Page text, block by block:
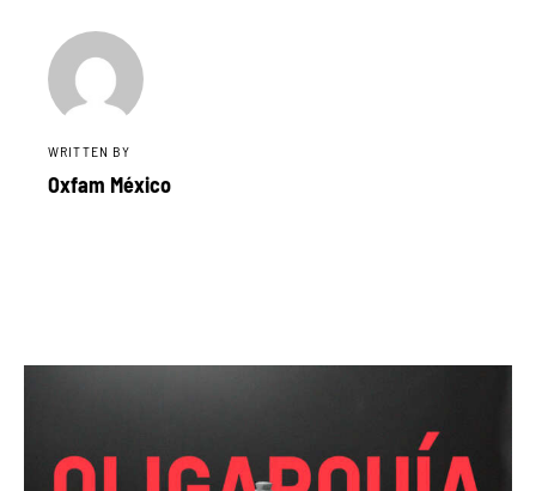
WRITTEN BY
Oxfam México